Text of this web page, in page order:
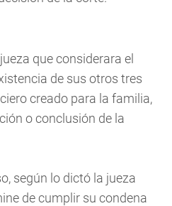
que considerara el
de sus otros tres
creado para la familia,
o conclusión de la
según lo dictó la jueza
de cumplir su condena